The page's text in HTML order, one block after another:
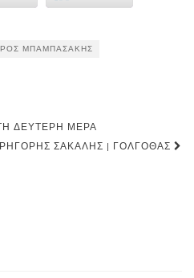
ΜΠΑΜΠΑΣΆΚΗΣ
ΔΕΎΤΕΡΗ ΜΈΡΑ
ΣΑΚΑΛΉΣ | ΓΟΛΓΟΘΆΣ